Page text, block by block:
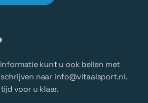
kunt u ook bellen met
naar info@vitaalsport.nl .
voor u klaar.